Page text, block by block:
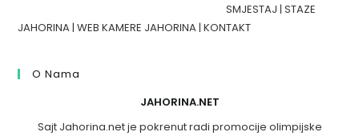
SMJESTAJ |STAZE
JAHORINA |WEB KAMERE JAHORINA |KONTAKT
O Nama
JAHORINA.NET
Sajt Jahorina.net je pokrenut radi promocije olimpijske